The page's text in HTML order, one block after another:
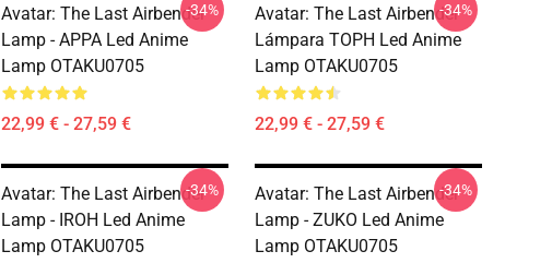
Avatar: The Last Airbender
Lamp - APPA Led Anime
Lamp OTAKU0705
22,99 € - 27,59 €
-34%
Avatar: The Last Airbender
Lámpara TOPH Led Anime
Lamp OTAKU0705
22,99 € - 27,59 €
-34%
Avatar: The Last Airbender
Lamp - IROH Led Anime
Lamp OTAKU0705
-34%
Avatar: The Last Airbender
Lamp - ZUKO Led Anime
Lamp OTAKU0705
-34%